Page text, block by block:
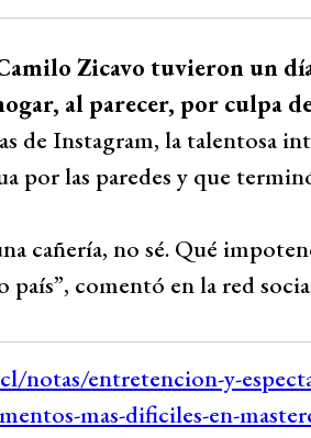
Zicavo tuvieron un
al parecer, por culpa
de Instagram, la talentosa
por las paredes y que
cañería, no sé. Qué
país”, comentó en la red